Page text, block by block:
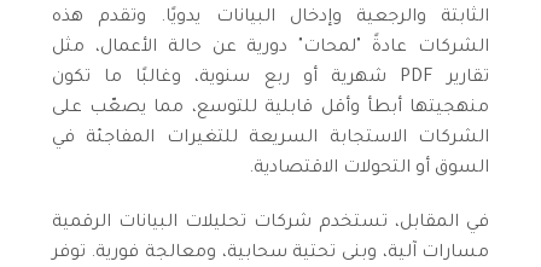
الثابتة والرجعية وإدخال البيانات يدويًا. وتقدم هذه
الشركات عادةً "لمحات" دورية عن حالة الأعمال، مثل
تقارير PDF شهرية أو ربع سنوية، وغالبًا ما تكون
منهجيتها أبطأ وأقل قابلية للتوسع، مما يصعّب على
الشركات الاستجابة السريعة للتغيرات المفاجئة في
السوق أو التحولات الاقتصادية.
في المقابل، تستخدم شركات تحليلات البيانات الرقمية
مسارات آلية، وبنى تحتية سحابية، ومعالجة فورية. توفر